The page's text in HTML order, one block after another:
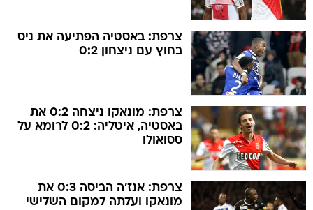
צרפת: באסטיה הפתיעה את ניס
בחוץ עם ניצחון 0:2
צרפת: מונאקו ניצחה 0:2 את
באסטיה, איטליה: 0:2 לרומא על
ססואולו
צרפת: אנז'ה הביסה 0:3 את
מונאקו ועלתה למקום השלישי